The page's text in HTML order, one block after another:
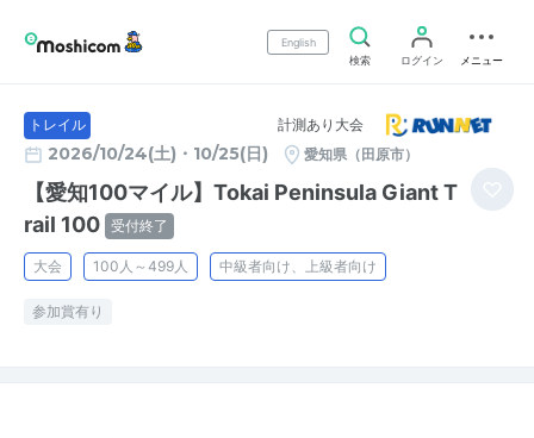
English
検索
ログイン メニュー
トレイル 計測あり大会
2026/10/24(土)・10/25(日) 愛知県（田原市）
【愛知100マイル】Tokai Peninsula Giant T
rail 100 受付終了
大会 100人～499人 中級者向け、上級者向け
参加賞有り